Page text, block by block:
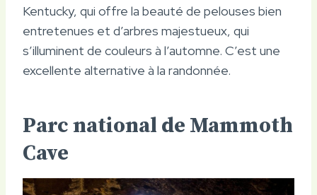
Kentucky, qui offre la beauté de pelouses bien
entretenues et d’arbres majestueux, qui
s’illuminent de couleurs à l’automne. C’est une
excellente alternative à la randonnée.
Parc national de Mammoth
Cave